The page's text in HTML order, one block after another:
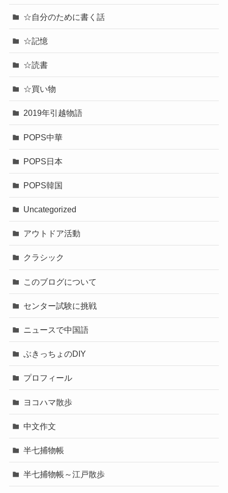
☆自分のために書く話
☆記憶
☆読書
☆買い物
2019年引越物語
POPS中華
POPS日本
POPS韓国
Uncategorized
アウトドア活動
クラシック
このブログについて
センター試験に挑戦
ニュースで中国語
ぶきっちょのDIY
プロフィール
ヨコハマ散歩
中文作文
半七捕物帳
半七捕物帳～江戸散歩